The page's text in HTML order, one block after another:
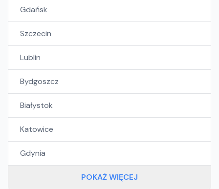
Gdańsk
Szczecin
Lublin
Bydgoszcz
Białystok
Katowice
Gdynia
POKAŻ WIĘCEJ